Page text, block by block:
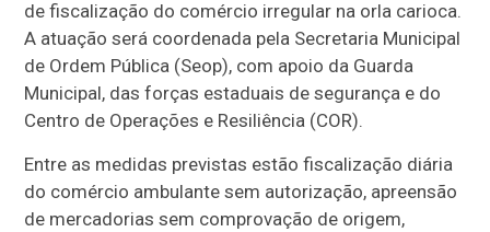
de fiscalização do comércio irregular na orla carioca.
A atuação será coordenada pela Secretaria Municipal
de Ordem Pública (Seop), com apoio da Guarda
Municipal, das forças estaduais de segurança e do
Centro de Operações e Resiliência (COR).
Entre as medidas previstas estão fiscalização diária
do comércio ambulante sem autorização, apreensão
de mercadorias sem comprovação de origem,